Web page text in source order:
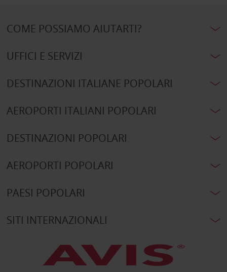
COME POSSIAMO AIUTARTI?
UFFICI E SERVIZI
DESTINAZIONI ITALIANE POPOLARI
AEROPORTI ITALIANI POPOLARI
DESTINAZIONI POPOLARI
AEROPORTI POPOLARI
PAESI POPOLARI
SITI INTERNAZIONALI